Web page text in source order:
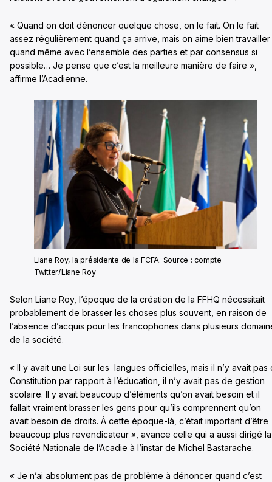
« Quand on doit dénoncer quelque chose, on le fait. On le fait
assez régulièrement quand ça arrive, mais on aime bien travailler
quand même avec l’ensemble des parties et par consensus si
possible… Je pense que c’est la meilleure manière de faire »,
affirme l’Acadienne.
Liane Roy, la présidente de la FCFA. Source : compte
Twitter/Liane Roy
Selon Liane Roy, l’époque de la création de la FFHQ nécessitait
probablement de brasser les choses plus souvent, en raison de
l’absence d’acquis pour les francophones dans plusieurs
de la société.
« Il y avait une Loi sur les langues officielles, mais il n’y avait pas
Constitution par rapport à l’éducation, il n’y avait pas de gestion
scolaire. Il y avait beaucoup d’éléments qu’on avait besoin et il
fallait vraiment brasser les gens pour qu’ils comprennent qu’on
avait besoin de droits. À cette époque-là, c’était important d’être
beaucoup plus revendicateur », avance celle qui a aussi dirigé la
Société Nationale de l’Acadie à l’instar de Michel Bastarache.
« Je n’ai absolument pas de problème à dénoncer quand c’est